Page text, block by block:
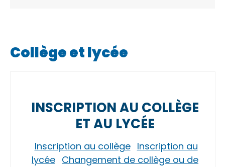
Collège et lycée
INSCRIPTION AU COLLÈGE
ET AU LYCÉE
Inscription au collège Inscription au
lycée Changement de collège ou de